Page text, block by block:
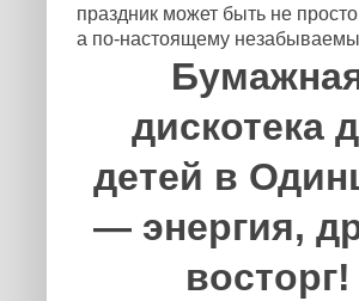
праздник может быть не
а по-настоящему
дискотека
детей в
— энергия,
восторг!